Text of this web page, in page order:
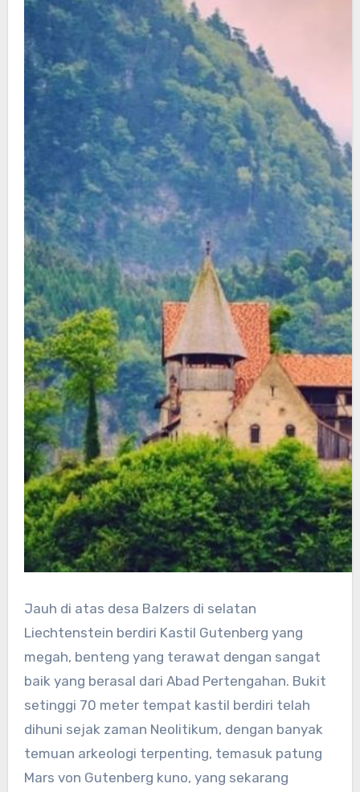
Jauh di atas desa Balzers di selatan
Liechtenstein berdiri Kastil Gutenberg yang
megah, benteng yang terawat dengan sangat
baik yang berasal dari Abad Pertengahan. Bukit
setinggi 70 meter tempat kastil berdiri telah
dihuni sejak zaman Neolitikum, dengan banyak
temuan arkeologi terpenting, temasuk patung
Mars von Gutenberg kuno, yang sekarang